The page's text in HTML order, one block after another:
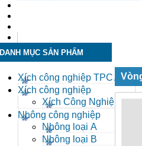
DANH MỤC SẢN PHẨM
Xích công nghiệp TPC
Toàn Phát
Xích công nghiệp
Xích Công Nghiệp -
Xich Cong Nghiep
Nhông công nghiệp
Nhông loại A
Nhông loại B